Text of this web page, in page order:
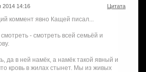
2014 14:16 Цитата
коммент явно Кащей писал...
- смотреть всей семьёй и
да в ней намёк, а намёк такой явный и
кровь в жилах стынет. Мы из живых